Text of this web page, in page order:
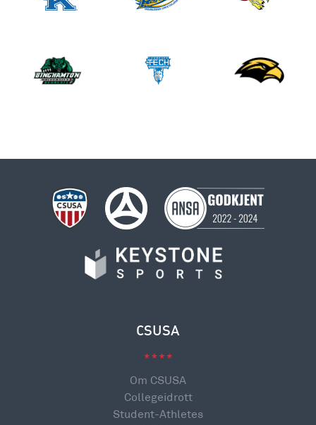
CSUSA
Om CSUSA
Collegeidrott
Student-Athletes